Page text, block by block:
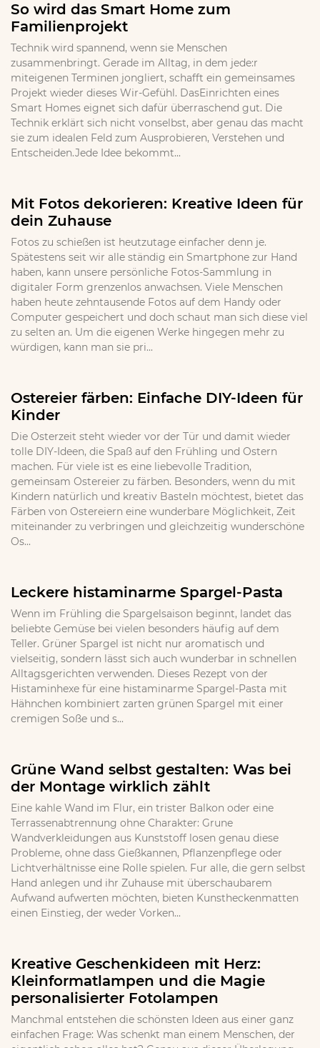
So wird das Smart Home zum
Familienprojekt
Technik wird spannend, wenn sie Menschen
zusammenbringt. Gerade im Alltag, in dem jede:r
miteigenen Terminen jongliert, schafft ein gemeinsames
Projekt wieder dieses Wir-Gefühl. DasEinrichten eines
Smart Homes eignet sich dafür überraschend gut. Die
Technik erklärt sich nicht vonselbst, aber genau das macht
sie zum idealen Feld zum Ausprobieren, Verstehen und
Entscheiden.Jede Idee bekommt...
Mit Fotos dekorieren: Kreative Ideen für
dein Zuhause
Fotos zu schießen ist heutzutage einfacher denn je.
Spätestens seit wir alle ständig ein Smartphone zur Hand
haben, kann unsere persönliche Fotos-Sammlung in
digitaler Form grenzenlos anwachsen. Viele Menschen
haben heute zehntausende Fotos auf dem Handy oder
Computer gespeichert und doch schaut man sich diese viel
zu selten an. Um die eigenen Werke hingegen mehr zu
würdigen, kann man sie pri...
Ostereier färben: Einfache DIY-Ideen für
Kinder
Die Osterzeit steht wieder vor der Tür und damit wieder
tolle DIY-Ideen, die Spaß auf den Frühling und Ostern
machen. Für viele ist es eine liebevolle Tradition,
gemeinsam Ostereier zu färben. Besonders, wenn du mit
Kindern natürlich und kreativ Basteln möchtest, bietet das
Färben von Ostereiern eine wunderbare Möglichkeit, Zeit
miteinander zu verbringen und gleichzeitig wunderschöne
Os...
Leckere histaminarme Spargel-Pasta
Wenn im Frühling die Spargelsaison beginnt, landet das
beliebte Gemüse bei vielen besonders häufig auf dem
Teller. Grüner Spargel ist nicht nur aromatisch und
vielseitig, sondern lässt sich auch wunderbar in schnellen
Alltagsgerichten verwenden. Dieses Rezept von der
Histaminhexe für eine histaminarme Spargel-Pasta mit
Hähnchen kombiniert zarten grünen Spargel mit einer
cremigen Soße und s...
Grüne Wand selbst gestalten: Was bei
der Montage wirklich zählt
Eine kahle Wand im Flur, ein trister Balkon oder eine
Terrassenabtrennung ohne Charakter: Grune
Wandverkleidungen aus Kunststoff losen genau diese
Probleme, ohne dass Gießkannen, Pflanzenpflege oder
Lichtverhältnisse eine Rolle spielen. Fur alle, die gern selbst
Hand anlegen und ihr Zuhause mit überschaubarem
Aufwand aufwerten möchten, bieten Kunstheckenmatten
einen Einstieg, der weder Vorken...
Kreative Geschenkideen mit Herz:
Kleinformatlampen und die Magie
personalisierter Fotolampen
Manchmal entstehen die schönsten Ideen aus einer ganz
einfachen Frage: Was schenkt man einem Menschen, der